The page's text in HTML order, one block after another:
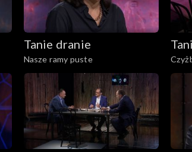
Tanie dranie
Nasze ramy puste